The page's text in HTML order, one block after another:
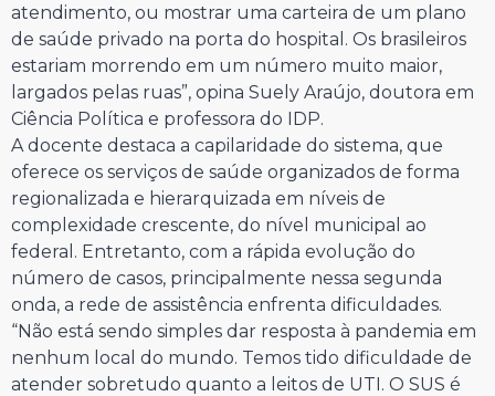
atendimento, ou mostrar uma carteira de um plano
de saúde privado na porta do hospital. Os brasileiros
estariam morrendo em um número muito maior,
largados pelas ruas”, opina Suely Araújo, doutora em
Ciência Política e professora do IDP.
A docente destaca a capilaridade do sistema, que
oferece os serviços de saúde organizados de forma
regionalizada e hierarquizada em níveis de
complexidade crescente, do nível municipal ao
federal. Entretanto, com a rápida evolução do
número de casos, principalmente nessa segunda
onda, a rede de assistência enfrenta dificuldades.
“Não está sendo simples dar resposta à pandemia em
nenhum local do mundo. Temos tido dificuldade de
atender sobretudo quanto a leitos de UTI. O SUS é